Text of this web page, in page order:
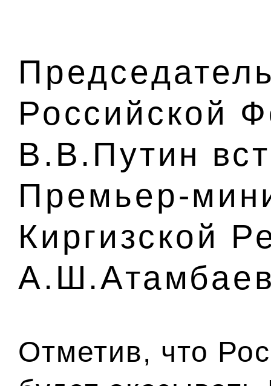
Российской
В.В.Путин
Премьер-
Киргизской
Отметив, что